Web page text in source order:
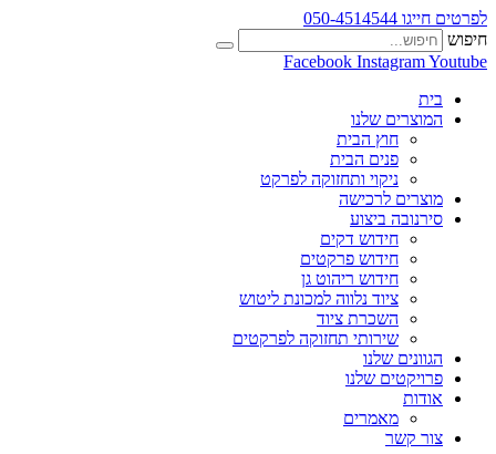
לפרטים חייגו 050-4514544
חיפוש
Facebook InstagramYoutube
בית
המוצרים שלנו
חוץ הבית
פנים הבית
ניקוי ותחזוקה לפרקט
מוצרים לרכישה
סירנובה ביצוע
חידוש דקים
חידוש פרקטים
חידוש ריהוט גן
ציוד נלווה למכונת ליטוש
השכרת ציוד
שירותי תחזוקה לפרקטים
הגוונים שלנו
פרויקטים שלנו
אודות
מאמרים
צור קשר